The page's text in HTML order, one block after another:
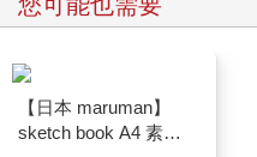
【日本 maruman】
sketch book A4 素描